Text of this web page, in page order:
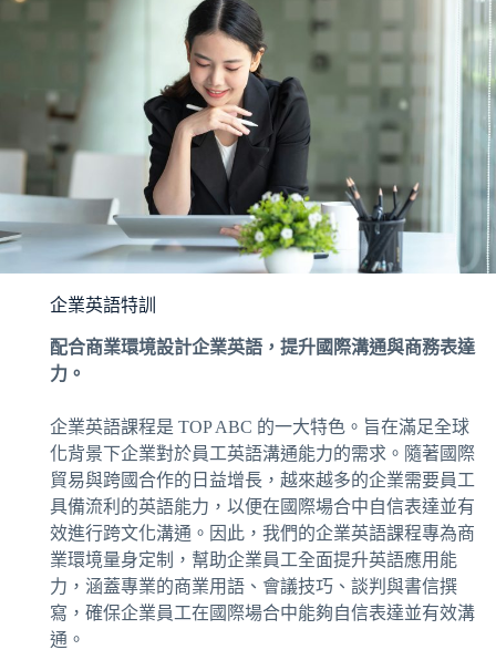
企業英語特訓
配合商業環境設計企業英語，提升國際溝通與商務表達
力。
企業英語課程是 TOP ABC 的一大特色。旨在滿足全球
化背景下企業對於員工英語溝通能力的需求。隨著國際
貿易與跨國合作的日益增長，越來越多的企業需要員工
具備流利的英語能力，以便在國際場合中自信表達並有
效進行跨文化溝通。因此，我們的企業英語課程專為商
業環境量身定制，幫助企業員工全面提升英語應用能
力，涵蓋專業的商業用語、會議技巧、談判與書信撰
寫，確保企業員工在國際場合中能夠自信表達並有效溝
通。